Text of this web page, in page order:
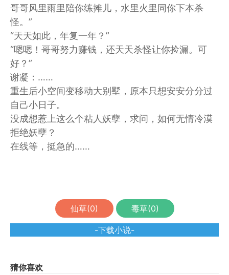
哥哥风里雨里陪你练摊儿，水里火里同你下本杀
怪。”
“天天如此，年复一年？”
“嗯嗯！哥哥努力赚钱，还天天杀怪让你捡漏。可
好？”
谢凝：……
重生后小空间变移动大别墅，原本只想安安分分过
自己小日子。
没成想惹上这么个粘人妖孽，求问，如何无情冷漠
拒绝妖孽？
在线等，挺急的……
仙草(0) 毒草(0)
-下载小说-
猜你喜欢